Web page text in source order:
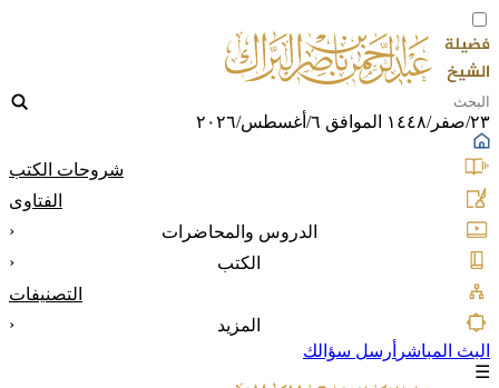
٢٣/صفر/١٤٤٨ الموافق ٦/أغسطس/٢٠٢٦
شروحات الكتب
الفتاوى
الدروس والمحاضرات
‹
الكتب
‹
التصنيفات
المزيد
‹
البث المباشر أرسل سؤالك
☰